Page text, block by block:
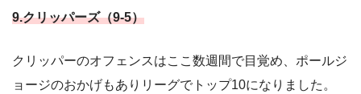
9.クリッパーズ（9-5）
クリッパーのオフェンスはここ数週間で目覚め、ポールジ
ョージのおかげもありリーグでトップ10になりました。